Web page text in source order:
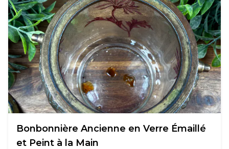
Bonbonnière Ancienne en Verre Émaillé
et Peint à la Main